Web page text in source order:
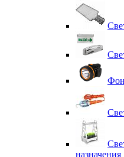
назначения